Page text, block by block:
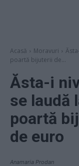
Acasă Moravuri
poartă bijuterii de...
Ăsta-i
se laudă
poartă
de euro
Anamaria Prodan